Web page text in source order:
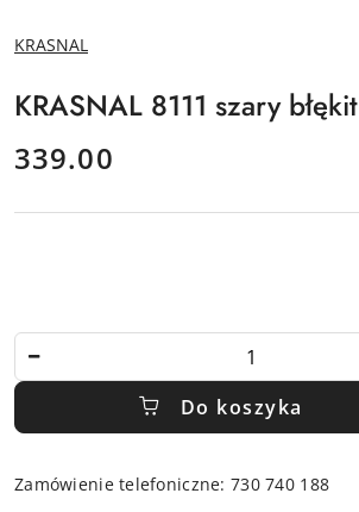
NAZWA
PRODUCENTA:
KRASNAL
KRASNAL 8111 szary błękit
cena:
339.00
Do koszyka
Zamówienie telefoniczne: 730 740 188